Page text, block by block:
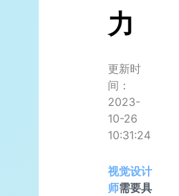
力
更新时
间：
2023-
10-26
10:31:24
视觉设计
师需要具